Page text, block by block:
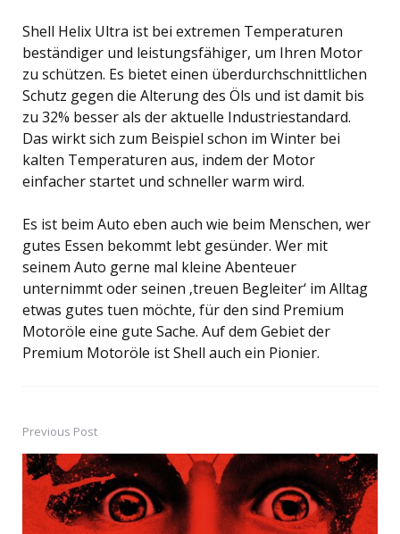
Shell Helix Ultra ist bei extremen Temperaturen
beständiger und leistungsfähiger, um Ihren Motor
zu schützen. Es bietet einen überdurchschnittlichen
Schutz gegen die Alterung des Öls und ist damit bis
zu 32% besser als der aktuelle Industriestandard.
Das wirkt sich zum Beispiel schon im Winter bei
kalten Temperaturen aus, indem der Motor
einfacher startet und schneller warm wird.
Es ist beim Auto eben auch wie beim Menschen, wer
gutes Essen bekommt lebt gesünder. Wer mit
seinem Auto gerne mal kleine Abenteuer
unternimmt oder seinen ‚treuen Begleiter‘ im Alltag
etwas gutes tuen möchte, für den sind Premium
Motoröle eine gute Sache. Auf dem Gebiet der
Premium Motoröle ist Shell auch ein Pionier.
Post
navigation
Previous Post